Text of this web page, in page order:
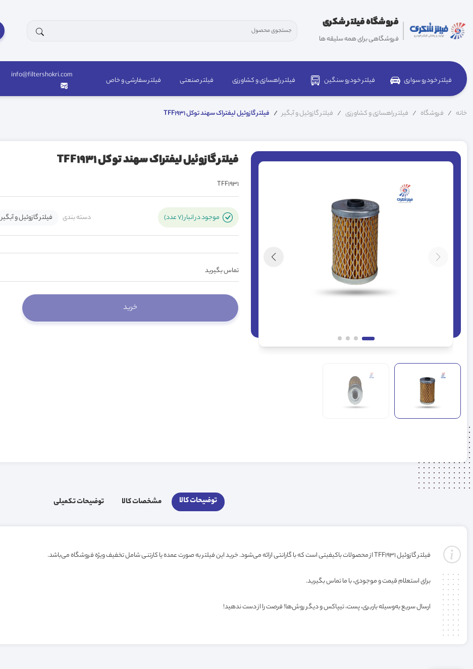
فروشگاه فیلتر شکری
فروشگاهی برای همه سلیقه ها
فیلتر خودرو سواری فیلتر خودرو سنگین فیلتر راهسازی و کشاورزی فیلتر صنعتی فیلتر سفارشی و خاص
info@filtershokri.com
خانه فروشگاه فیلتر راهسازی و کشاورزی فیلتر گازوئیل و آبگیر فیلتر گازوئیل لیفتراک سهند توکل TFF1931
فیلتر گازوئیل لیفتراک سهند توکل TFF1931
TFF1931
موجود در انبار (7 عدد) دسته بندی فیلتر گازوئیل و آبگیر
تماس بگیرید
توضیحات کالا مشخصات کالا توضیحات تکمیلی
فیلتر گازوئیل TFF1931 از محصولات باکیفیتی است که با گارانتی ارائه می‌شود. خرید این فیلتر به صورت عمده یا کارتنی شامل تخفیف ویژه فروشگاه می‌باشد.
برای استعلام قیمت و موجودی، با ما تماس بگیرید.
ارسال سریع به‌وسیله باربری، پست، تیپاکس و دیگر روش‌ها! فرصت را از دست ندهید!